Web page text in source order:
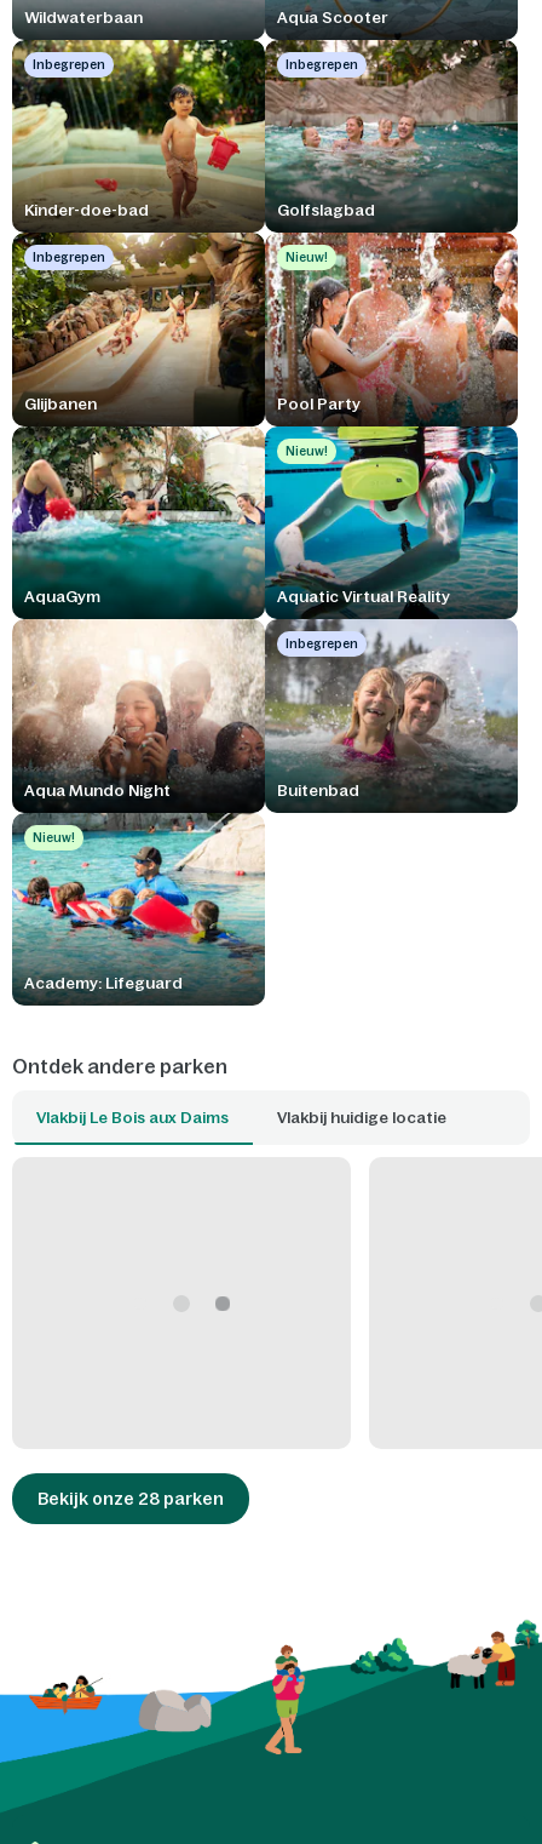
Wildwaterbaan Aqua Scooter
Inbegrepen
Kinder-doe-bad
Inbegrepen
Golfslagbad
Inbegrepen
Glijbanen
Nieuw!
Pool Party
AquaGym
Nieuw!
Aquatic Virtual Reality
Aqua Mundo Night
Inbegrepen
Buitenbad
Nieuw!
Academy: Lifeguard
Ontdek andere parken
Vlakbij Le Bois aux Daims Vlakbij huidige locatie
Bekijk onze 28 parken